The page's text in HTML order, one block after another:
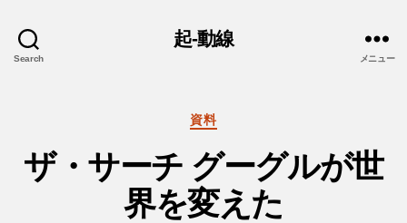
Search
起-動線
メニュー
カ
ゴ
リ
ー
資料
ザ・サーチ グーグルが世
界を変えた